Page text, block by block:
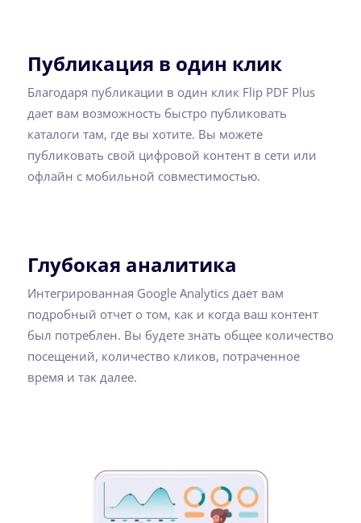
Публикация в один клик
Благодаря публикации в один клик Flip PDF Plus
дает вам возможность быстро публиковать
каталоги там, где вы хотите. Вы можете
публиковать свой цифровой контент в сети или
офлайн с мобильной совместимостью.
Глубокая аналитика
Интегрированная Google Analytics дает вам
подробный отчет о том, как и когда ваш контент
был потреблен. Вы будете знать общее количество
посещений, количество кликов, потраченное
время и так далее.